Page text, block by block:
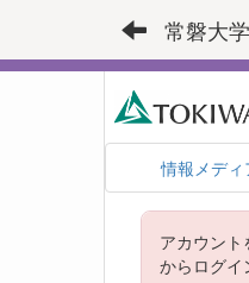
常磐大
情報メディ
アカウント
からログイ